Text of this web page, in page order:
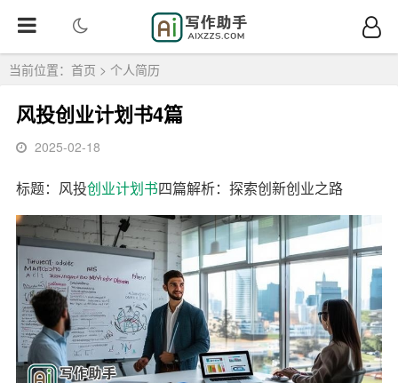
当前位置： 首页 > 个人简历
风投创业计划书4篇
2025-02-18
标题：风投创业计划书四篇解析：探索创新创业之路